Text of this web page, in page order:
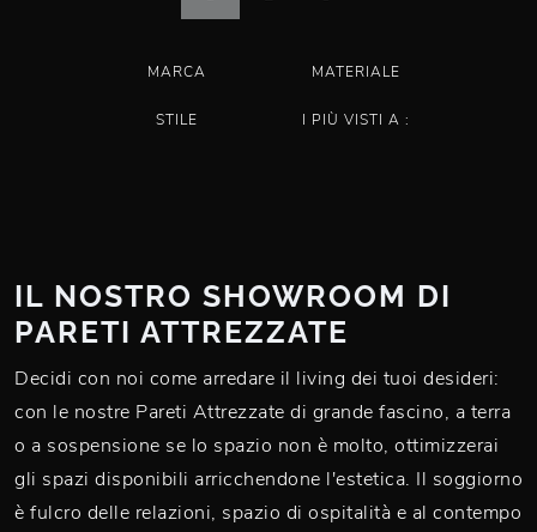
MARCA MATERIALE
STILE I PIÙ VISTI A :
IL NOSTRO SHOWROOM DI
PARETI ATTREZZATE
Decidi con noi come arredare il living dei tuoi desideri:
con le nostre Pareti Attrezzate di grande fascino, a terra
o a sospensione se lo spazio non è molto, ottimizzerai
gli spazi disponibili arricchendone l'estetica. Il soggiorno
è fulcro delle relazioni, spazio di ospitalità e al contempo